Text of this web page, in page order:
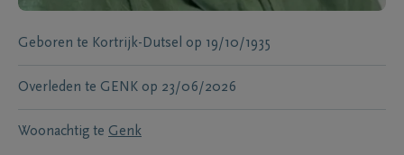
Geboren te Kortrijk-Dutsel op 19/10/1935
Overleden te GENK op 23/06/2026
Woonachtig te Genk